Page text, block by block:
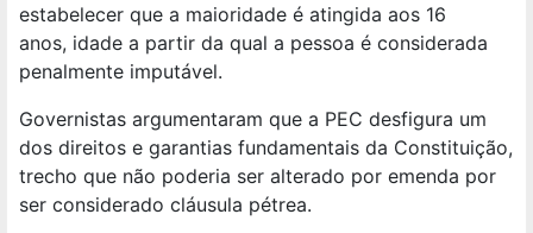
estabelecer que a maioridade é atingida aos 16
anos, idade a partir da qual a pessoa é considerada
penalmente imputável.
Governistas argumentaram que a PEC desfigura um
dos direitos e garantias fundamentais da Constituição,
trecho que não poderia ser alterado por emenda por
ser considerado cláusula pétrea.